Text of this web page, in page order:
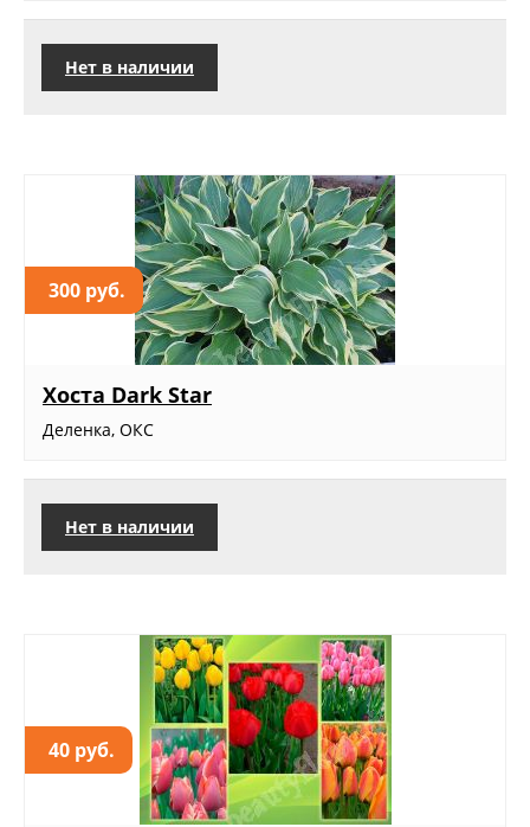
Нет в наличии
300 руб.
Хоста Dark Star
Деленка, ОКС
Нет в наличии
40 руб.